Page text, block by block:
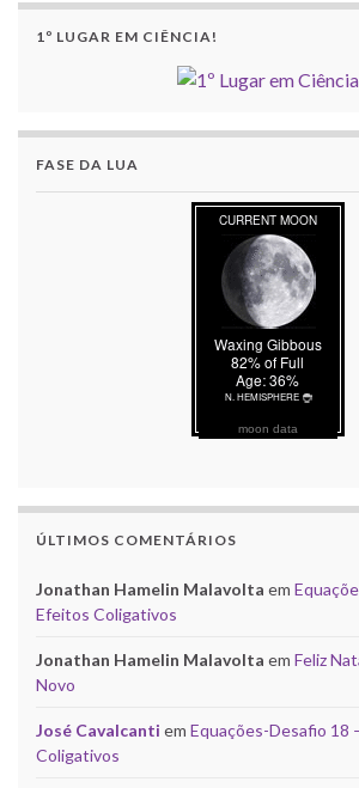
1º LUGAR EM CIÊNCIA!
FASE DA LUA
moon data
ÚLTIMOS COMENTÁRIOS
Jonathan Hamelin Malavolta em
Efeitos Coligativos
Jonathan Hamelin Malavolta em Feliz
Novo
José Cavalcanti em Equações-Desafio 18
Coligativos